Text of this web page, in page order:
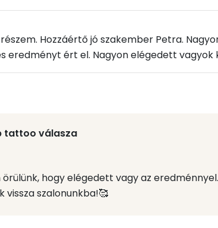
Hozzáértő jó szakember Petra.
eredményt ért el. Nagyon elégedett vagyok
tattoo válasza
örülünk, hogy elégedett vagy az
vissza szalonunkba!🥰